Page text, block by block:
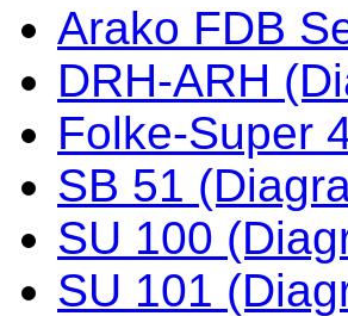
Arako FDB
DRH-ARH
Folke-Super
SB 51
SU 100
SU 101